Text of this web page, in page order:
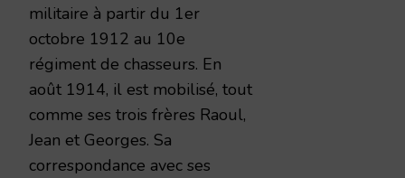
militaire à partir du 1er
octobre 1912 au 10e
régiment de chasseurs. En
août 1914, il est mobilisé, tout
comme ses trois frères Raoul,
Jean et Georges. Sa
correspondance avec ses